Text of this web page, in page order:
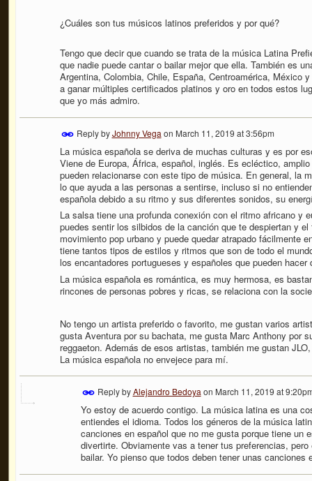
¿Cuáles son tus músicos latinos preferidos y por qué?
Tengo que decir que cuando se trata de la música Latina
que nadie puede cantar o bailar mejor que ella. También es
Argentina, Colombia, Chile, España, Centroamérica, México
a ganar múltiples certificados platinos y oro en todos estos
que yo más admiro.
Reply byJohnny Vega on March 11, 2019 at 3:56pm
La música española se deriva de muchas culturas y es por
Viene de Europa, África, español, inglés. Es ecléctico,
pueden relacionarse con este tipo de música. En general, la
lo que ayuda a las personas a sentirse, incluso si no
española debido a su ritmo y sus diferentes sonidos, su
La salsa tiene una profunda conexión con el ritmo africano y
puedes sentir los silbidos de la canción que te despiertan y
movimiento pop urbano y puede quedar atrapado fácilmente
tiene tantos tipos de estilos y ritmos que son de todo el
los encantadores portugueses y españoles que pueden
La música española es romántica, es muy hermosa, es
rincones de personas pobres y ricas, se relaciona con la
No tengo un artista preferido o favorito, me gustan varios
gusta Aventura por su bachata, me gusta Marc Anthony por
reggaeton. Además de esos artistas, también me gustan
La música española no envejece para mí.
Reply byAlejandro Bedoya on March 11, 2019 at
Yo estoy de acuerdo contigo. La música latina es una
entiendes el idioma. Todos los géneros de la música
canciones en español que no me gusta porque tiene un
divertirte. Obviamente vas a tener tus preferencias,
bailar. Yo pienso que todos deben tener unas canciones